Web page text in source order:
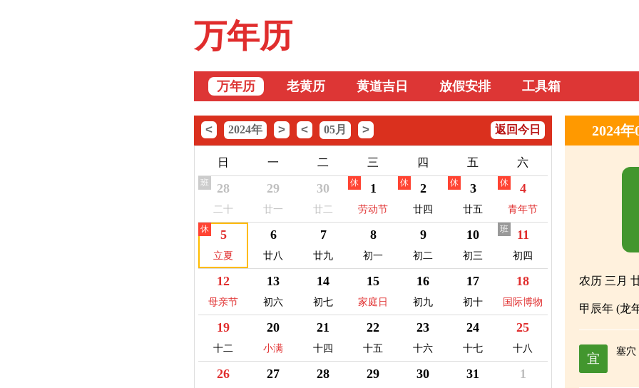
万年历
万年历 老黄历 黄道吉日 放假安排 工具箱
< 2024年 > < 05月 > 返回今日
日 一 二 三 四 五 六
28
二十
班 29
廿一
30
廿二
1
劳动节
休 2
廿四
休 3
廿五
休 4
青年节
休
5
立夏
休 6
廿八
7
廿九
8
初一
9
初二
10
初三
11
初四
班
12
母亲节
13
初六
14
初七
15
家庭日
16
初九
17
初十
18
国际博物
馆日
19
十二
20
小满
21
十四
22
十五
23
十六
24
十七
25
十八
26 27 28 29 30 31 1
2024
农历 三月
甲辰年 (龙
宜
塞穴